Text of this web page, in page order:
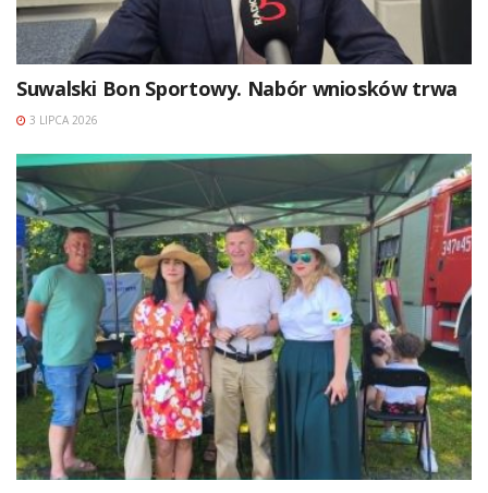
Suwalski Bon Sportowy. Nabór wniosków trwa
3 LIPCA 2026